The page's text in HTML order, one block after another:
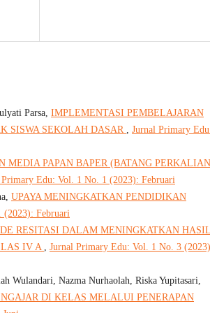
Parsa, IMPLEMENTASI PEMBELAJARAN
SISWA SEKOLAH DASAR
Jurnal Primary
MEDIA PAPAN BAPER (BATANG
Primary Edu: Vol. 1 No. 1 (2023): Februari
UPAYA MENINGKATKAN PENDIDIKAN
(2023): Februari
RESITASI DALAM MENINGKATKAN HASIL
IV A
Jurnal Primary Edu: Vol. 1 No. 3
Wulandari, Nazma Nurhaolah, Riska Yupitasari,
DI KELAS MELALUI PENERAPAN